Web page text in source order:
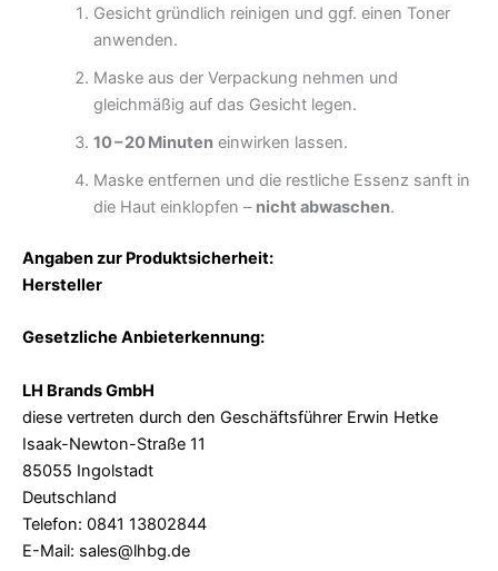
Gesicht gründlich reinigen und ggf. einen Toner
anwenden.
Maske aus der Verpackung nehmen und
gleichmäßig auf das Gesicht legen.
10 – 20 Minuteneinwirken lassen.
Maske entfernen und die restliche Essenz sanft in
die Haut einklopfen – nicht abwaschen.
Angaben zur Produktsicherheit:
Hersteller
Gesetzliche Anbieterkennung:
LH Brands GmbH
diese vertreten durch den Geschäftsführer Erwin Hetke
Isaak-Newton-Straße 11
85055 Ingolstadt
Deutschland
Telefon: 0841 13802844
E-Mail: sales@lhbg.de